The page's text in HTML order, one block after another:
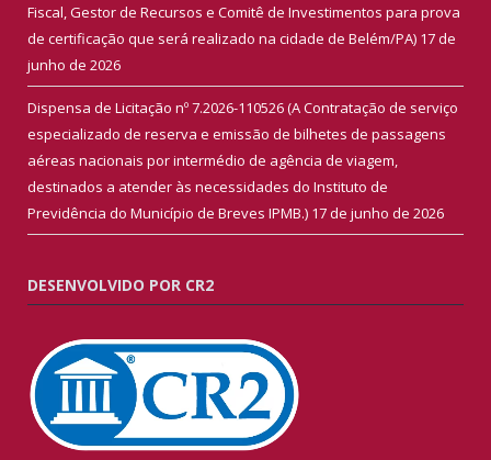
Fiscal, Gestor de Recursos e Comitê de Investimentos para prova
de certificação que será realizado na cidade de Belém/PA) 17 de
junho de 2026
Dispensa de Licitação nº 7.2026-110526 (A Contratação de serviço
especializado de reserva e emissão de bilhetes de passagens
aéreas nacionais por intermédio de agência de viagem,
destinados a atender às necessidades do Instituto de
Previdência do Município de Breves IPMB.) 17 de junho de 2026
DESENVOLVIDO POR CR2